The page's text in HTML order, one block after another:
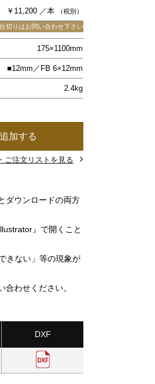
￥11,200 ／本 （税別）
切りはお問い合わせ下さい
175×1100mm
■12mm／FB 6×12mm
2.4kg
加する
ご注文リストを見る
ダウンロードの両方
』で開くこと
きない」等の現象が
わせください。
DXF